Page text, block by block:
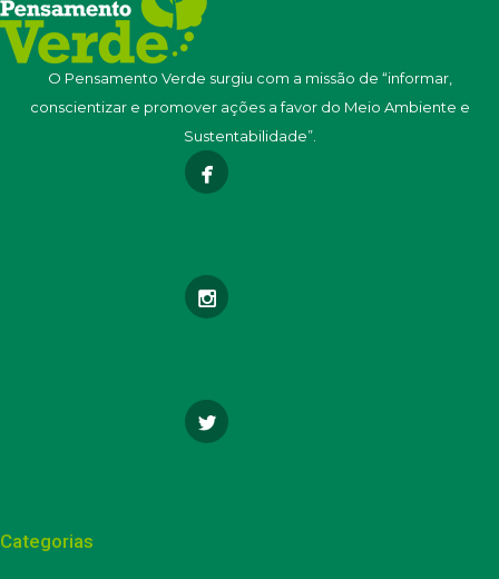
O Pensamento Verde surgiu com a missão de “informar,
conscientizar e promover ações a favor do Meio Ambiente e
Sustentabilidade”.
Categorias